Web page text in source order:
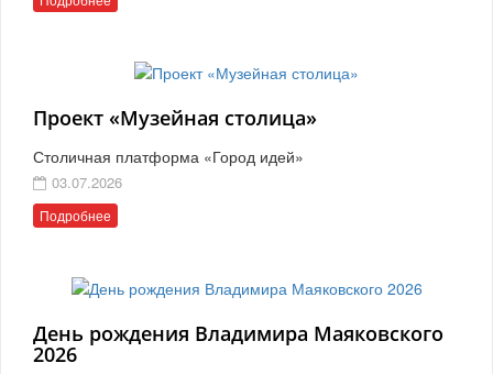
Проект «Музейная столица»
Столичная платформа «Город идей»
03.07.2026
Подробнее
День рождения Владимира Маяковского
2026